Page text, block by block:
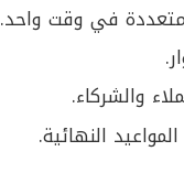
متعددة في وقت واحد.
والشركاء.
النهائية.